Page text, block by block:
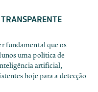
fundamental que os
uma política de
artificial,
hoje para a detecção